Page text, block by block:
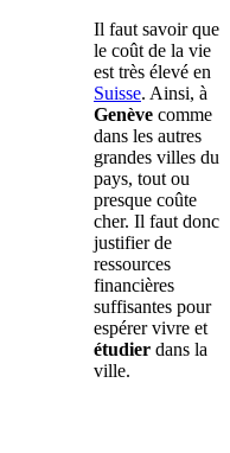
Il faut savoir que
le coût de la vie
est très élevé en
Suisse. Ainsi, à
Genève comme
dans les autres
grandes villes du
pays, tout ou
presque coûte
cher. Il faut donc
justifier de
ressources
financières
suffisantes pour
espérer vivre et
étudier dans la
ville.